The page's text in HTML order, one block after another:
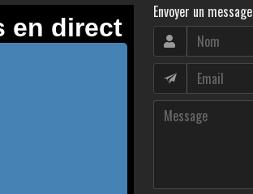
Envoyer un message